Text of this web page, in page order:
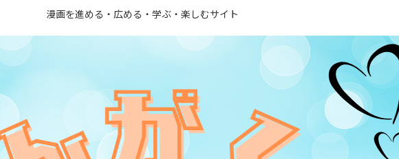
漫画を進める・広める・学ぶ・楽しむサイト